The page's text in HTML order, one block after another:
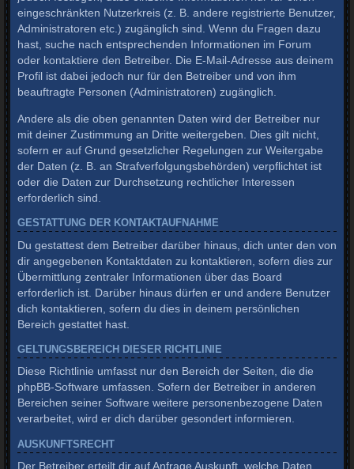
eingeschränkten Nutzerkreis (z. B. andere registrierte Benutzer,
Administratoren etc.) zugänglich sind. Wenn du Fragen dazu
hast, suche nach entsprechenden Informationen im Forum
oder kontaktiere den Betreiber. Die E-Mail-Adresse aus deinem
Profil ist dabei jedoch nur für den Betreiber und von ihm
beauftragte Personen (Administratoren) zugänglich.
Andere als die oben genannten Daten wird der Betreiber nur
mit deiner Zustimmung an Dritte weitergeben. Dies gilt nicht,
sofern er auf Grund gesetzlicher Regelungen zur Weitergabe
der Daten (z. B. an Strafverfolgungsbehörden) verpflichtet ist
oder die Daten zur Durchsetzung rechtlicher Interessen
erforderlich sind.
GESTATTUNG DER KONTAKTAUFNAHME
Du gestattest dem Betreiber darüber hinaus, dich unter den von
dir angegebenen Kontaktdaten zu kontaktieren, sofern dies zur
Übermittlung zentraler Informationen über das Board
erforderlich ist. Darüber hinaus dürfen er und andere Benutzer
dich kontaktieren, sofern du dies in deinem persönlichen
Bereich gestattet hast.
GELTUNGSBEREICH DIESER RICHTLINIE
Diese Richtlinie umfasst nur den Bereich der Seiten, die die
phpBB-Software umfassen. Sofern der Betreiber in anderen
Bereichen seiner Software weitere personenbezogene Daten
verarbeitet, wird er dich darüber gesondert informieren.
AUSKUNFTSRECHT
Der Betreiber erteilt dir auf Anfrage Auskunft, welche Daten